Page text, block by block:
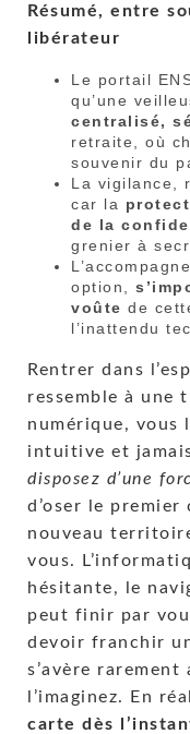
Résumé, entre
libérateur
Le portail
qu’une
centralisé,
retraite, où
souvenir du
La vigilance,
car la
de la
grenier à
option,
voûte de
l’inattendu
Rentrer dans
ressemble à une
numérique, vous
intuitive et
disposez d’une
d’oser le
nouveau
vous.
hésitante, le
peut finir par
devoir franchir
s’avère rarement
l’imaginez. En
carte dès